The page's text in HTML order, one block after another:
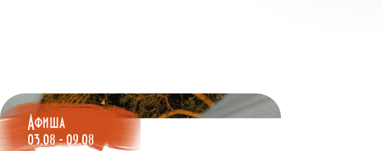
Афиша
03.08 - 09.08